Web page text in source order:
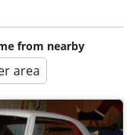
from nearby
area